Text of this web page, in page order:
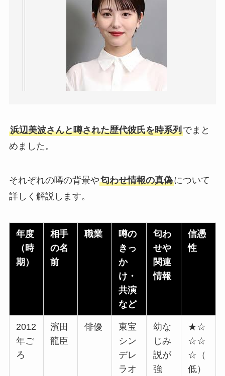
浜辺美波さんと噂された歴代彼氏を時系列でまと
めました。
それぞれの噂の背景や匂わせ情報の真偽について
詳しく解説します。
年度
（時
期）
相手
の名
前
職業
噂の
きっ
か
け・
共演
など
匂わ
せや
関連
情報
信憑
性
2012
年ご
ろ
濱田
龍臣
俳優
東宝
シン
デレ
ラオ
幼な
じみ
説が
強
★☆
☆☆
☆（
低）